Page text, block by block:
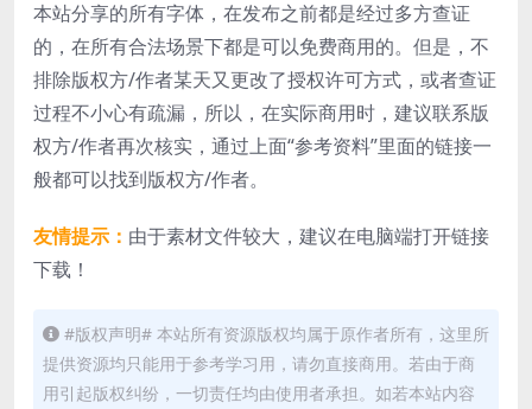
本站分享的所有字体，在发布之前都是经过多方查证
的，在所有合法场景下都是可以免费商用的。但是，不
排除版权方/作者某天又更改了授权许可方式，或者查证
过程不小心有疏漏，所以，在实际商用时，建议联系版
权方/作者再次核实，通过上面“参考资料”里面的链接一
般都可以找到版权方/作者。
友情提示： 由于素材文件较大，建议在电脑端打开链接
下载！
#版权声明# 本站所有资源版权均属于原作者所有，这里所
提供资源均只能用于参考学习用，请勿直接商用。若由于商
用引起版权纠纷，一切责任均由使用者承担。如若本站内容